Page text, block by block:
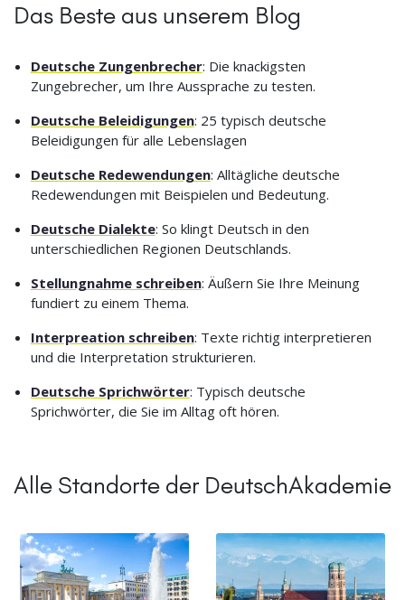
Das Beste aus unserem Blog
Deutsche Zungenbrecher: Die knackigsten
Zungebrecher, um Ihre Aussprache zu testen.
Deutsche Beleidigungen: 25 typisch deutsche
Beleidigungen für alle Lebenslagen
Deutsche Redewendungen: Alltägliche deutsche
Redewendungen mit Beispielen und Bedeutung.
Deutsche Dialekte: So klingt Deutsch in den
unterschiedlichen Regionen Deutschlands.
Stellungnahme schreiben: Äußern Sie Ihre Meinung
fundiert zu einem Thema.
Interpreation schreiben: Texte richtig interpretieren
und die Interpretation strukturieren.
Deutsche Sprichwörter: Typisch deutsche
Sprichwörter, die Sie im Alltag oft hören.
Alle Standorte der DeutschAkademie